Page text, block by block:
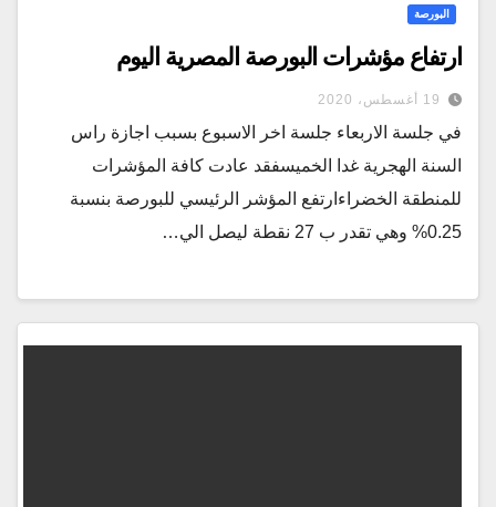
البورصة
ارتفاع مؤشرات البورصة المصرية اليوم
19 أغسطس، 2020
في جلسة الاربعاء جلسة اخر الاسبوع بسبب اجازة راس
السنة الهجرية غدا الخميسفقد عادت كافة المؤشرات
للمنطقة الخضراءارتفع المؤشر الرئيسي للبورصة بنسبة
0.25% وهي تقدر ب 27 نقطة ليصل الي…